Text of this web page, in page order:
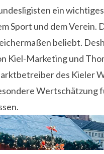
ein
Sport und dem Verein.
beliebt.
Kiel-Marketing und
des Kieler
Wertschätzung